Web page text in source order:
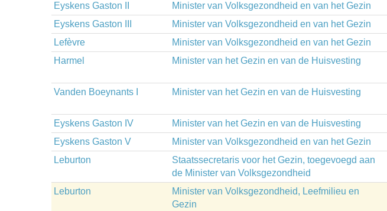
Eyskens Gaston II
Minister van Volksgezondheid en van het Gezin
Eyskens Gaston III
Minister van Volksgezondheid en van het Gezin
Lefèvre
Minister van Volksgezondheid en van het Gezin
Harmel
Minister van het Gezin en van de Huisvesting
Vanden Boeynants I Minister van het Gezin en van de Huisvesting
Eyskens Gaston IV Minister van het Gezin en van de Huisvesting
Eyskens Gaston V
Minister van Volksgezondheid en van het Gezin
Leburton
Staatssecretaris voor het Gezin, toegevoegd aan
de Minister van Volksgezondheid
Leburton
Minister van Volksgezondheid, Leefmilieu en
Gezin